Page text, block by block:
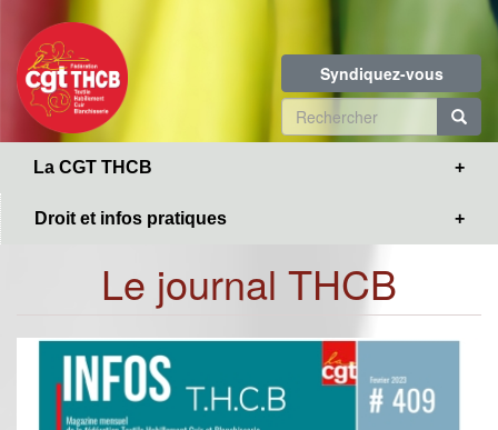
contenu
principal
Syndiquez-vous
Formulaire
de
La CGT THCB
Droit et infos pratiques
Le journal THCB